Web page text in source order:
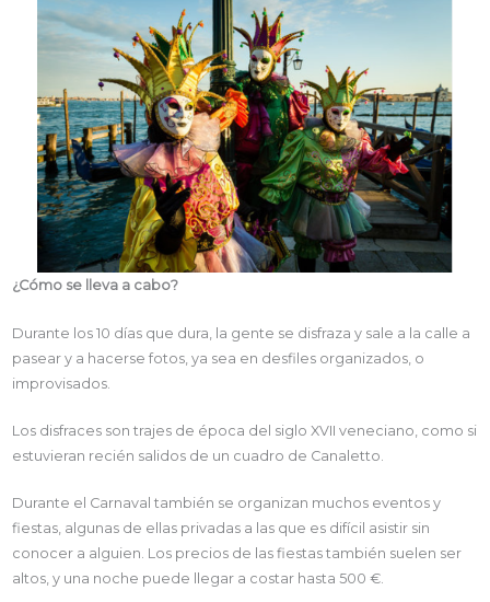
¿Cómo se lleva a cabo?
Durante los 10 días que dura, la gente se disfraza y sale a la calle a
pasear y a hacerse fotos, ya sea en desfiles organizados, o
improvisados.
Los disfraces son trajes de época del siglo XVII veneciano, como si
estuvieran recién salidos de un cuadro de Canaletto.
Durante el Carnaval también se organizan muchos eventos y
fiestas, algunas de ellas privadas a las que es difícil asistir sin
conocer a alguien. Los precios de las fiestas también suelen ser
altos, y una noche puede llegar a costar hasta 500 €.